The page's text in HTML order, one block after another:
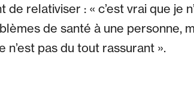
de relativiser : « c’est vrai que je
de santé à une personne,
n’est pas du tout rassurant ».